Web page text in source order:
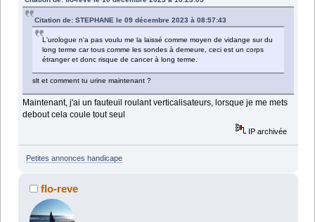
Citation de: STEPHANE le 09 décembre 2023 à 08:57:43
L'urologue n'a pas voulu me la laissé comme moyen de vidange sur du
long terme car tous comme les sondes à demeure, ceci est un corps
étranger et donc risque de cancer à long terme.
slt et comment tu urine maintenant ?
Maintenant, j'ai un fauteuil roulant verticalisateurs, lorsque je me mets
debout cela coule tout seul
IP archivée
Petites annonces handicape
flo-reve